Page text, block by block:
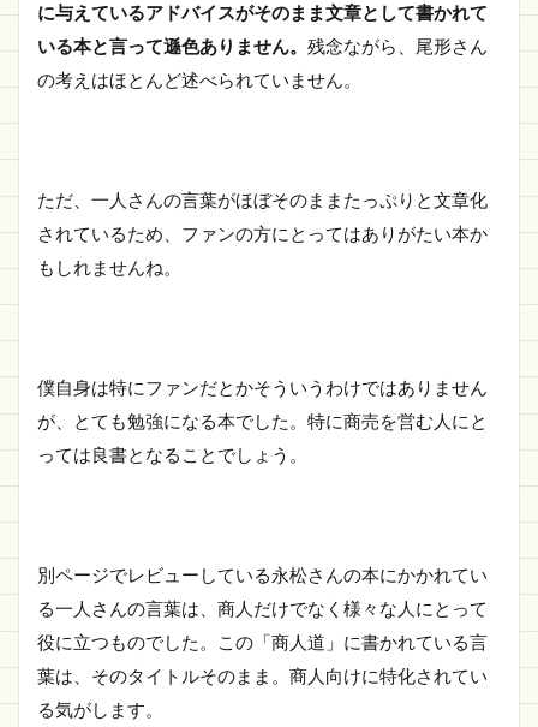
に与えているアドバイスがそのまま文章として書かれて
いる本と言って遜色ありません。 残念ながら、尾形さん
の考えはほとんど述べられていません。
ただ、一人さんの言葉がほぼそのままたっぷりと文章化
されているため、ファンの方にとってはありがたい本か
もしれませんね。
僕自身は特にファンだとかそういうわけではありません
が、とても勉強になる本でした。特に商売を営む人にと
っては良書となることでしょう。
別ページでレビューしている永松さんの本にかかれてい
る一人さんの言葉は、商人だけでなく様々な人にとって
役に立つものでした。この「商人道」に書かれている言
葉は、そのタイトルそのまま。商人向けに特化されてい
る気がします。